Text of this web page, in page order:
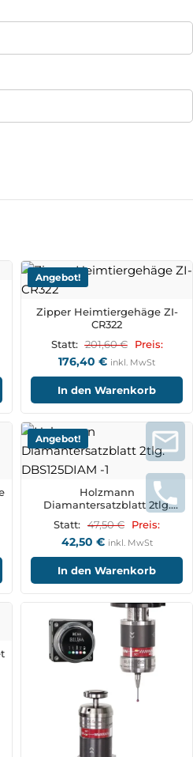
Angebot!
Zipper Heimtiergehäge ZI-
CR322
Statt: 201,60€ Preis:
176,40 € inkl. MwSt
In den Warenkorb
Angebot!
Holzmann
Diamantersatzblatt 2tlg.
Statt: 47,50€ Preis:
42,50 € inkl. MwSt
In den Warenkorb